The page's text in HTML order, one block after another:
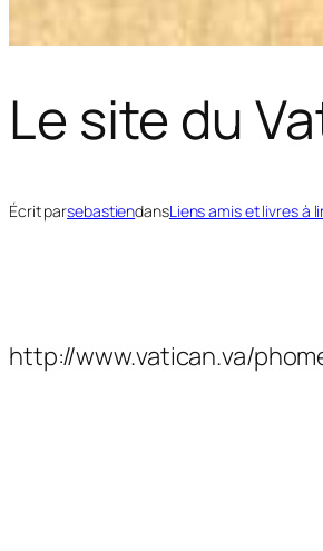
Le site du
Écrit parsebastiendansLiens amis et livres à
http://www.vatican.va/